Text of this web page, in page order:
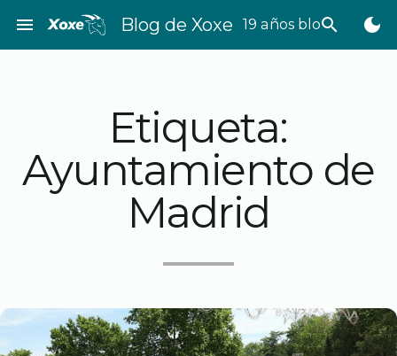
contenido
menu Blog de Xoxe 19 años bloggeando
search dark_mode
Etiqueta:
Ayuntamiento de
Madrid